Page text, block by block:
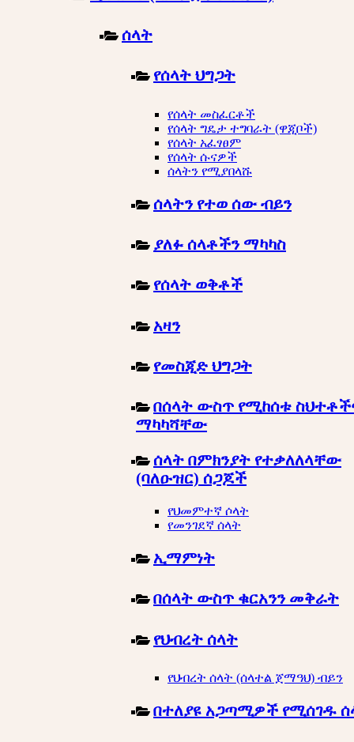
ሰላት
የሰላት ህግጋት
የሰላት መስፈርቶች
የሰላት ግዴታ ተግባራት (ዋጂቦች)
የሰላት አፈፃፀም
የሰላት ሱናዎች
ሰላትን የሚያበላሹ
ሰላትን የተወ ሰው ብይን
ያለፉ ሰላቶችን ማካካስ
የሰላት ወቅቶች
አዛን
የመስጂድ ህግጋት
በሰላት ውስጥ የሚከሰቱ
ማካካሻቸው
ሰላት በምክንያት የተቃለለላቸው
(ባለዑዝር) ሰጋጆች
የህመምተኛ ሶላት
የመንገደኛ ሰላት
ኢማምነት
በሰላት ውስጥ ቁርአንን መቅራት
የህብረት ሰላት
የህብረት ሰላት (ሰላተል ጀማዓህ) ብይን
በተለያዩ አጋጣሚዎች የሚሰገዱ